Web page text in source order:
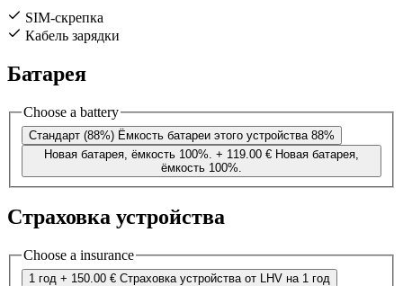
SIM-скрепка
Кабель зарядки
Батарея
Choose a battery
Стандарт (88%) Ёмкость батареи этого устройства 88%
Новая батарея, ёмкость 100%. + 119.00 € Новая батарея,
ёмкость 100%.
Страховка устройства
Choose a insurance
1 год + 150.00 € Страховка устройства от LHV на 1 год